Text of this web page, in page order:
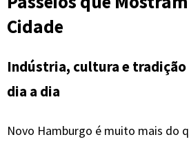
Cidade
Indústria, cultura e tradição
dia a dia
Novo Hamburgo é muito mais do